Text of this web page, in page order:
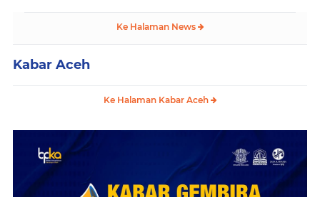
Ke Halaman News
Kabar Aceh
Ke Halaman Kabar Aceh